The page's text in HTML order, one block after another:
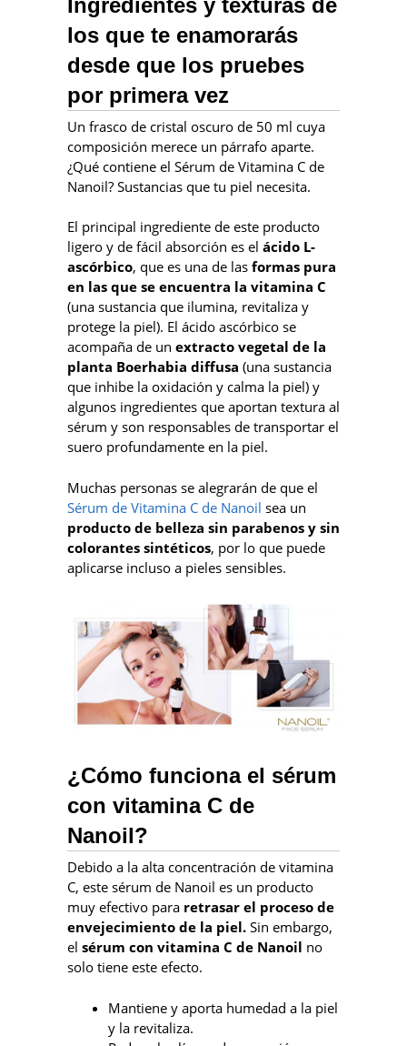
los que te enamorarás
desde que los pruebes
por primera vez
Un frasco de cristal oscuro de 50 ml cuya
composición merece un párrafo aparte.
¿Qué contiene el Sérum de Vitamina C de
Nanoil? Sustancias que tu piel necesita.
El principal ingrediente de este producto
ligero y de fácil absorción es el ácido L-
ascórbico, que es una de las formas pura
en las que se encuentra la vitamina C
(una sustancia que ilumina, revitaliza y
protege la piel). El ácido ascórbico se
acompaña de un extracto vegetal de la
planta Boerhabia diffusa (una sustancia
que inhibe la oxidación y calma la piel) y
algunos ingredientes que aportan textura al
sérum y son responsables de transportar el
suero profundamente en la piel.
Muchas personas se alegrarán de que el
Sérum de Vitamina C de Nanoil sea un
producto de belleza sin parabenos y sin
colorantes sintéticos, por lo que puede
aplicarse incluso a pieles sensibles.
¿Cómo funciona el sérum
con vitamina C de
Nanoil?
Debido a la alta concentración de vitamina
C, este sérum de Nanoil es un producto
muy efectivo para retrasar el proceso de
envejecimiento de la piel. Sin embargo,
el sérum con vitamina C de Nanoil no
solo tiene este efecto.
Mantiene y aporta humedad a la piel
y la revitaliza.